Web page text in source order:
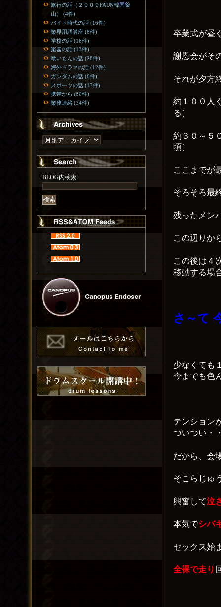
卒業式が昼
謝恩会がそ
それが夕方
約１００人
る）
約３０～５
頃）
ここまで
そろそろ最
残ったメン
この辺りか
この後は４
移動する場
さ～て
少なくても
今までも色
テンション
ついつい・
だから、会
そこらじゅ
興奮して泣
本気でシバ
セックス始
全裸で走り
旅行の話（２００９FAUN韓国釜
山） (4件)
バイト時代の話 (16件)
業界用語講座 (8件)
学校の話 (16件)
楽器の話 (13件)
喰いもんの話 (28件)
海外ドラマの話 (12件)
ガンダムの話 (6件)
スポーツの話 (17件)
携帯から (80件)
業務連絡 (34件)
BLOG内検索